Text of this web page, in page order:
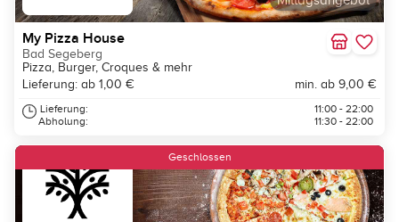
My Pizza House
Bad Segeberg
Pizza, Burger, Croques & mehr
Lieferung: ab 1,00 €
min. ab 9,00 €
Lieferung:
Abholung:
11:00 - 22:00
11:30 - 22:00
Geschlossen